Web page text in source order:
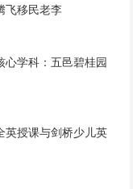
飞移民老李
心学科：五邑碧桂园
英授课与剑桥少儿英